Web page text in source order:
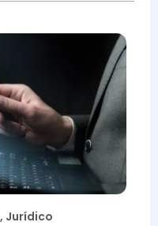
, Jurídico